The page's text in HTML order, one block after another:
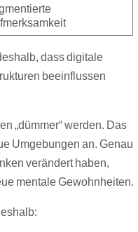
dass digitale
beeinflussen
„dümmer“ werden. Das
Umgebungen an. Genau
verändert haben,
mentale Gewohnheiten.